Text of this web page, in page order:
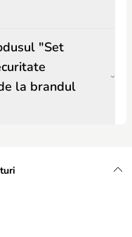
"Set
la brandul